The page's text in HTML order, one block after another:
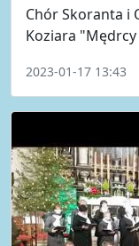
Chór Skoranta i
Koziara
2023-01-17 13:43